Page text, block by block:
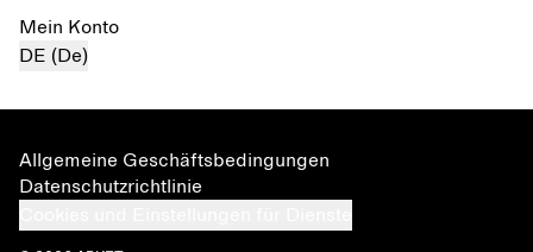
Mein Konto
DE (De)
Allgemeine Geschäftsbedingungen
Datenschutzrichtlinie